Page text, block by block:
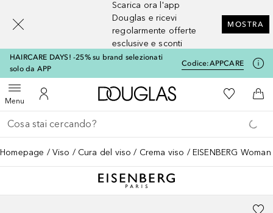
Scarica ora l'app
Douglas e ricevi
regolarmente offerte
esclusive e sconti
MOSTRA
HAIRCARE DAYS! -25% su brand selezionati
solo da APP
Codice:APPCARE
MenuApri menuAl Mio Account
A Douglas HomeAlla Mia
Al
Torna indietro
Esegui ricerca
Homepage Viso Cura del viso Crema viso EISENBERG
[navigation.slideout.screenreader]